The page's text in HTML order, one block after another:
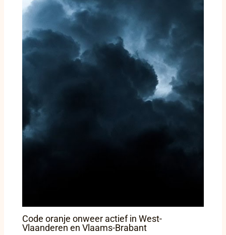
Code oranje onweer actief in West-
Vlaanderen en Vlaams-Brabant